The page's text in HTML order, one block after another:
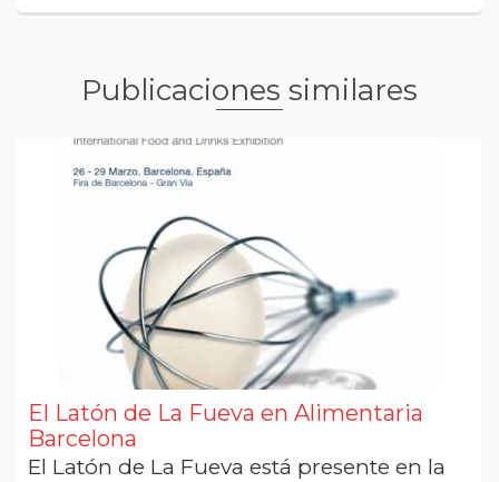
Publicaciones similares
El Latón de La Fueva en Alimentaria
Barcelona
El Latón de La Fueva está presente en la